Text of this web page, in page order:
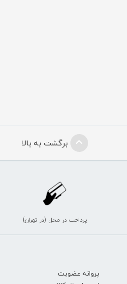
برگشت به بالا
پرداخت در محل (در تهران)
پروانه عضویت